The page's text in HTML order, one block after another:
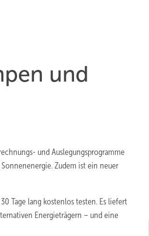
und
und Auslegungsprogramme
Zudem ist ein neuer
Tage lang kostenlos testen. Es liefert
Energieträgern – und eine